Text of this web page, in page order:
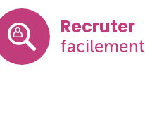
Recruter
facilement